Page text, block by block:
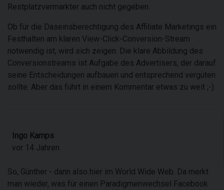
Restplatzvermarkter auch nicht gegeben.
Ob für die Daseinsberechtigung des Affiliate Marketings ein
Festhalten am klaren View-Click-Conversion-Stream
notwendig ist, wird sich zeigen. Die klare Abbildung des
Conversionstreams ist Aufgabe des Advertisers, der darauf
seine Entscheidungen aufbauen und entsprechend vergüten
sollte. Aber das führt in einem Kommentar etwas zu weit ;-)
Ingo Kamps
vor 14 Jahren
So, Günther - dann also hier im World Wide Web. Da merkt
man wieder, was für einen Paradigmenwechsel Facebook